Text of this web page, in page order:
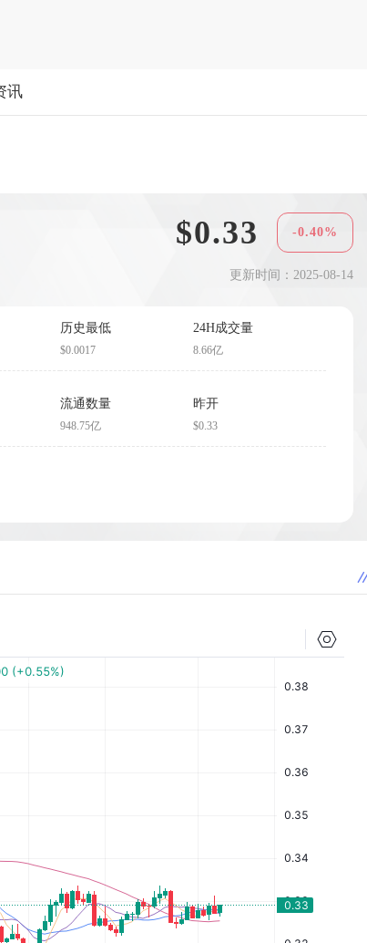
讯
$0.33 -0.40%
更新时间：2025-08-14
历史最低
$0.0017
24H成交量
8.66亿
流通数量
948.75亿
昨开
$0.33